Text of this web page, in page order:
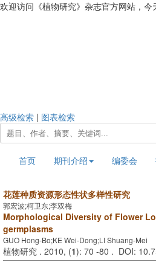
欢迎访问《植物研究》杂志官方网站，今
高级检索 | 图表检索
首页 期刊介绍 编委会
花莲种质资源形态性状多样性研究
郭宏波;柯卫东;李双梅
Morphological Diversity of Flower
germplasms
GUO Hong-Bo;KE Wei-Dong;LI Shuang-Mei
植物研究 . 2010, (1): 70 -80 . DOI: